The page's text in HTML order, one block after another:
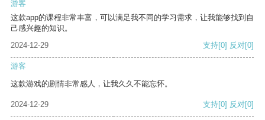
游客
这款app的课程非常丰富，可以满足我不同的学习需求，让我能够找到自
己感兴趣的知识。
2024-12-29
支持[0] 反对[0]
游客
这款游戏的剧情非常感人，让我久久不能忘怀。
2024-12-29 支持[0] 反对[0]